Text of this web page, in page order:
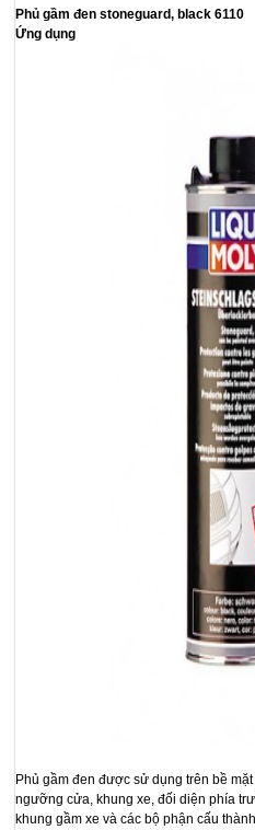
Phủ gầm đen stoneguard, black 6110
Ứng dụng
Phủ gầm đen được sử dụng trên bề
ngưỡng cửa, khung xe, đối diện phía
khung gầm xe và các bộ phận cấu